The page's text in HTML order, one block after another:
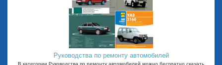
Руководства по ремонту автомобилей
В категории Руководства по ремонту автомобилей можно бесплатно скачать